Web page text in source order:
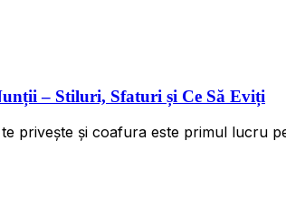
– Stiluri, Sfaturi și Ce Să Eviți
privește și coafura este primul lucru